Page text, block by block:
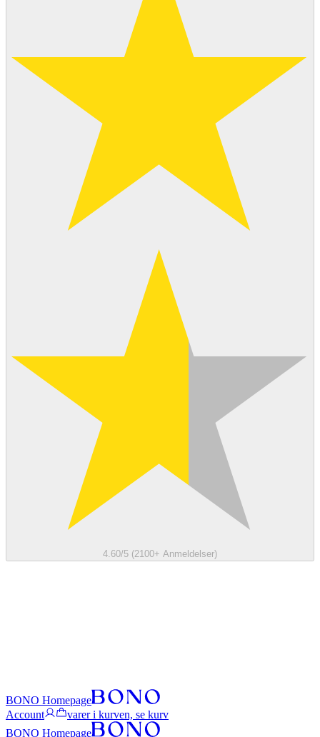
4.60/5 (2100+ Anmeldelser)
BONO Homepage
Account
varer i kurven, se kurv
BONO Homepage